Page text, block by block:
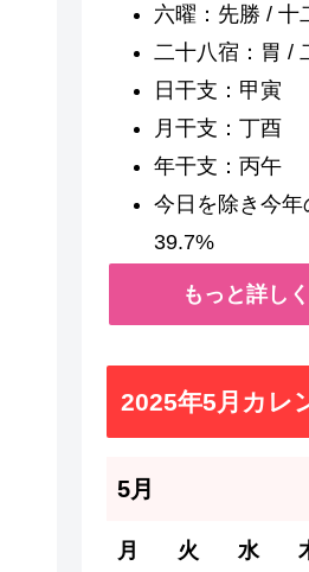
六曜：先勝 / 十
二十八宿：胃 /
日干支：甲寅
月干支：丁酉
年干支：丙午
今日を除き今年
39.7%
もっと詳し
2025年5月カレ
5月
月 火 水